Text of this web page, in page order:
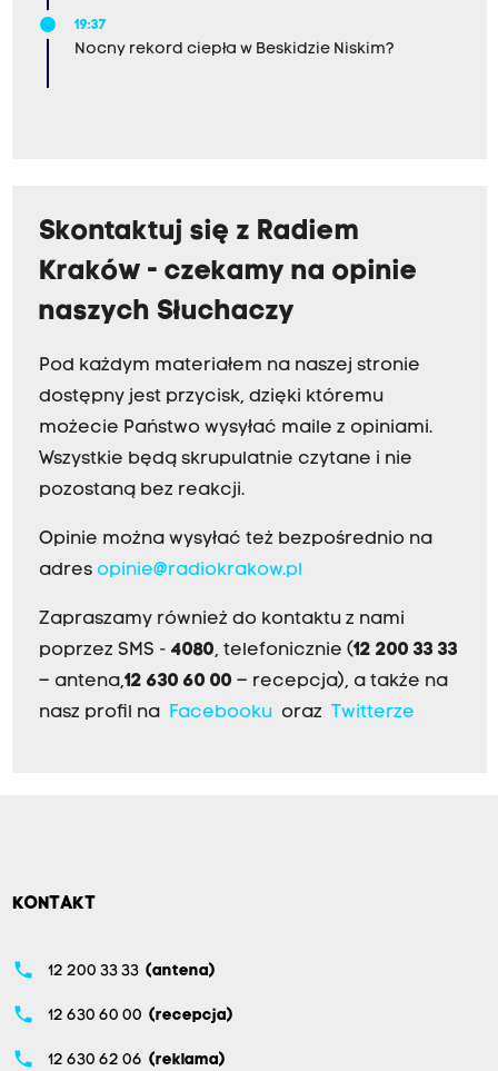
19:37
Nocny rekord ciepła w Beskidzie Niskim?
Skontaktuj się z Radiem
Kraków - czekamy na opinie
naszych Słuchaczy
Pod każdym materiałem na naszej stronie
dostępny jest przycisk, dzięki któremu
możecie Państwo wysyłać maile z opiniami.
Wszystkie będą skrupulatnie czytane i nie
pozostaną bez reakcji.
Opinie można wysyłać też bezpośrednio na
adres opinie@radiokrakow.pl
Zapraszamy również do kontaktu z nami
poprzez SMS - 4080, telefonicznie (12 200 33 33
– antena,12 630 60 00 – recepcja), a także na
nasz profil na Facebookuoraz Twitterze
KONTAKT
phone 12 200 33 33 (antena)
phone 12 630 60 00 (recepcja)
phone 12 630 62 06 (reklama)